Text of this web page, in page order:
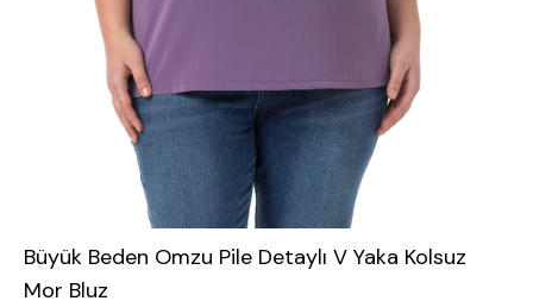
Büyük Beden Omzu Pile Detaylı V Yaka Kolsuz
Mor Bluz